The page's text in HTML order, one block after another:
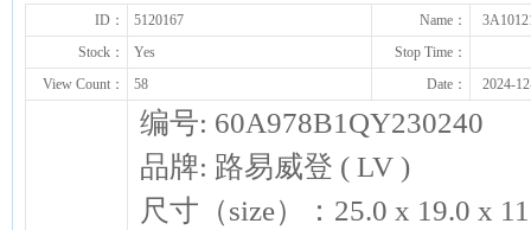
ID： 5120167 Name：
Stock：
Yes
Stop Time：
View Count：
58 Date： 2024-
编号: 60A978B1QY230240
品牌: 路易威登 ( LV )
尺寸（size）：25.0 x 19.0 x